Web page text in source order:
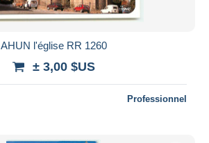
AHUN l'église RR 1260
± 3,00 $US
Professionnel